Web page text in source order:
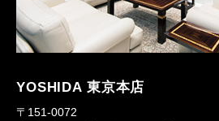
YOSHIDA 東京本店
〒151-0072